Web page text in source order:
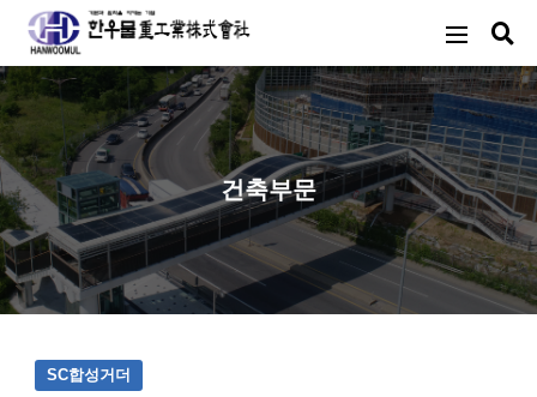
건축부문
SC합성거더